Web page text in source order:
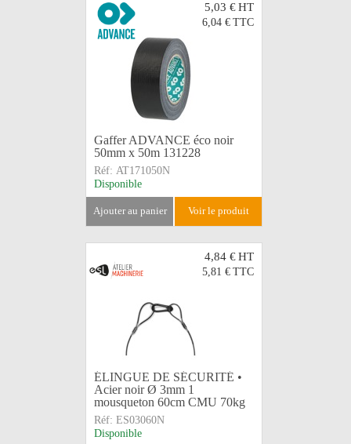
5,03 €HT
6,04 € TTC
Gaffer ADVANCE éco noir
50mm x 50m 131228
Réf: AT171050N
Disponible
ajouter au panier voir le produit
4,84 €HT
5,81 € TTC
ÉLINGUE DE SÉCURITÉ •
Acier noir Ø 3mm 1
mousqueton 60cm CMU 70kg
Réf: ES03060N
Disponible